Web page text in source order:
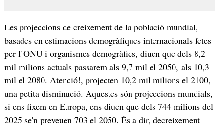
Les projeccions de creixement de la població mundial,
basades en estimacions demogràfiques internacionals fetes
per l’ONU i organismes demogràfics, diuen que dels 8,2
mil milions actuals passarem als 9,7 mil el 2050, als 10,3
mil el 2080. Atenció!, projecten 10,2 mil milions el 2100,
una petita disminució. Aquestes són projeccions mundials,
si ens fixem en Europa, ens diuen que dels 744 milions del
2025 se'n preveuen 703 el 2050. És a dir, decreixement